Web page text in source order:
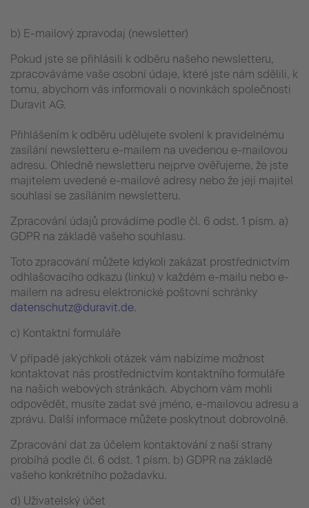
b) E-mailový zpravodaj (newsletter)
Pokud jste se přihlásili k odběru našeho newsletteru,
zpracováváme vaše osobní údaje, které jste nám sdělili, k
tomu, abychom vás informovali o novinkách společnosti
Duravit AG.
Přihlášením k odběru udělujete svolení k pravidelnému
zasílání newsletteru e-mailem na uvedenou e-mailovou
adresu. Ohledně newsletteru nejprve ověřujeme, že jste
majitelem uvedené e-mailové adresy nebo že její majitel
souhlasí se zasíláním newsletteru.
Zpracování údajů provádíme podle čl. 6 odst. 1 písm. a)
GDPR na základě vašeho souhlasu.
Toto zpracování můžete kdykoli zakázat prostřednictvím
odhlašovacího odkazu (linku) v každém e-mailu nebo e-
mailem na adresu elektronické poštovní schránky
datenschutz@duravit.de.
c) Kontaktní formuláře
V případě jakýchkoli otázek vám nabízíme možnost
kontaktovat nás prostřednictvím kontaktního formuláře
na našich webových stránkách. Abychom vám mohli
odpovědět, musíte zadat své jméno, e-mailovou adresu a
zprávu. Další informace můžete poskytnout dobrovolně.
Zpracování dat za účelem kontaktování z naší strany
probíhá podle čl. 6 odst. 1 písm. b) GDPR na základě
vašeho konkrétního požadavku.
d) Uživatelský účet